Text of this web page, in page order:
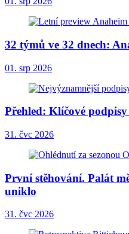
32 týmů ve 32 dnech:
01. srp 2026
Přehled: Klíčové
31. čvc 2026
První stěhování. Palát
uniklo
31. čvc 2026